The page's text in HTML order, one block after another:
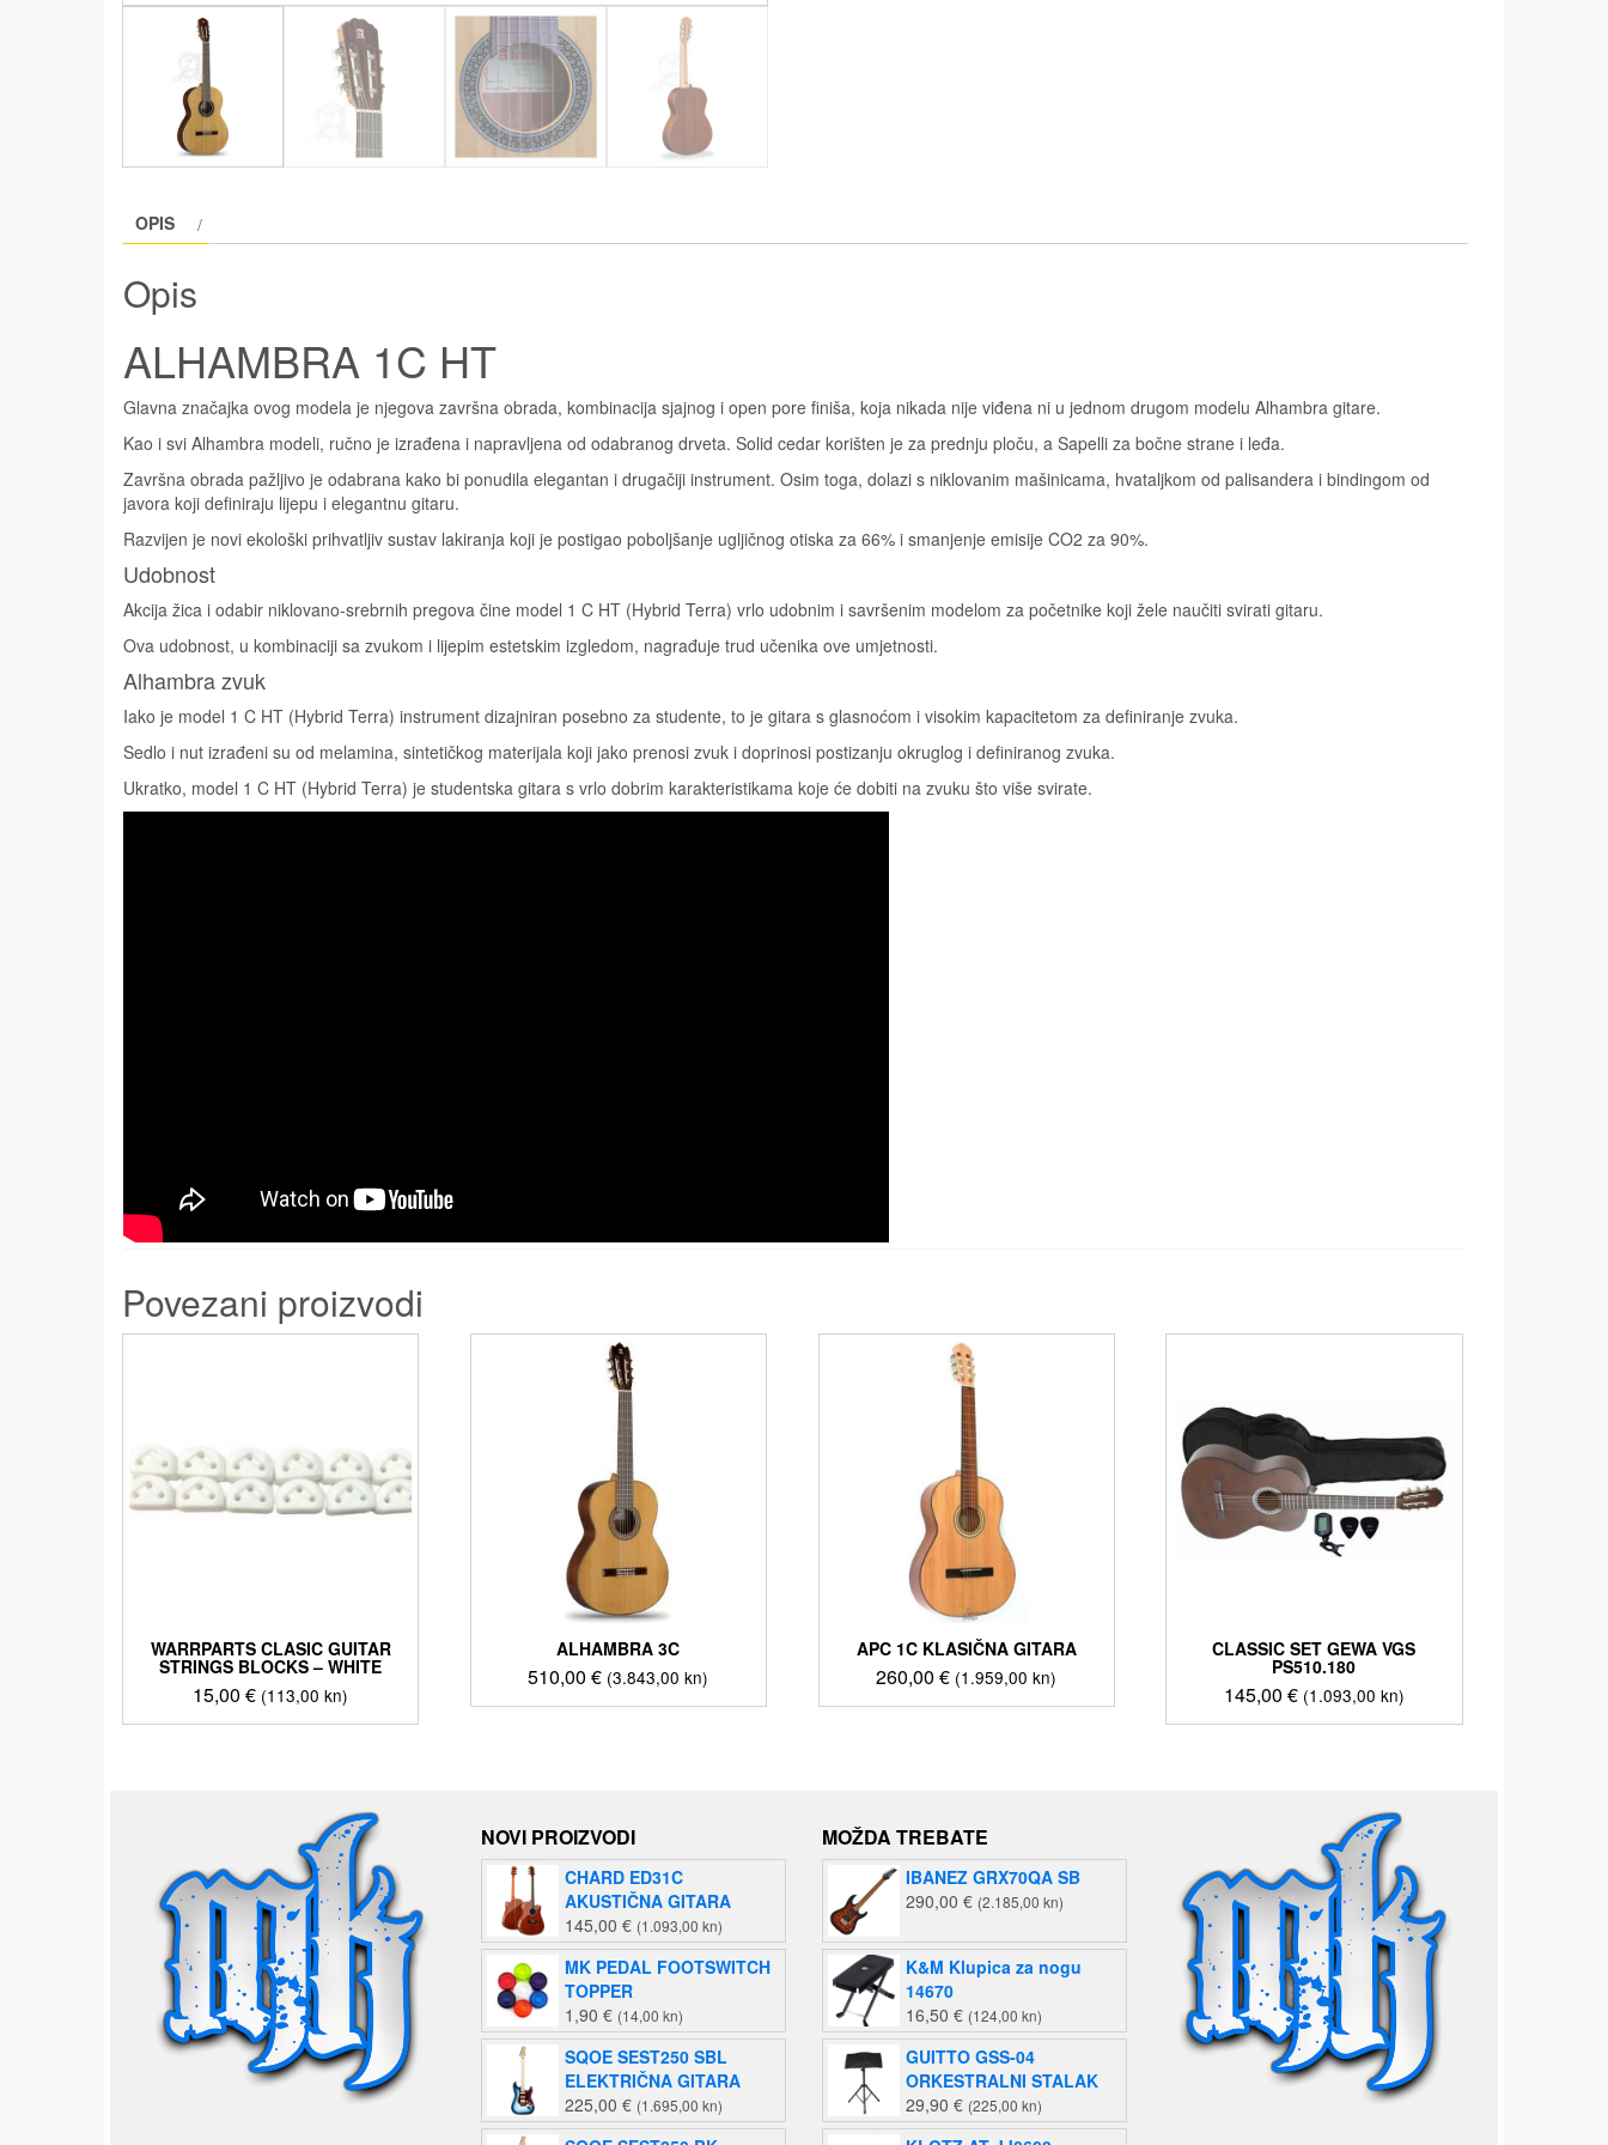
OPIS
Opis
ALHAMBRA 1C HT
Glavna značajka ovog modela je njegova završna obrada, kombinacija sjajnog i open pore finiša, koja nikada nije viđena ni u jednom drugom modelu Alhambra gitare.
Kao i svi Alhambra modeli, ručno je izrađena i napravljena od odabranog drveta. Solid cedar korišten je za prednju ploču, a Sapelli za bočne strane i leđa.
Završna obrada pažljivo je odabrana kako bi ponudila elegantan i drugačiji instrument. Osim toga, dolazi s niklovanim mašinicama, hvataljkom od palisandera i bindingom od
javora koji definiraju lijepu i elegantnu gitaru.
Razvijen je novi ekološki prihvatljiv sustav lakiranja koji je postigao poboljšanje ugljičnog otiska za 66% i smanjenje emisije CO2 za 90%.
Udobnost
Akcija žica i odabir niklovano-srebrnih pregova čine model 1 C HT (Hybrid Terra) vrlo udobnim i savršenim modelom za početnike koji žele naučiti svirati gitaru.
Ova udobnost, u kombinaciji sa zvukom i lijepim estetskim izgledom, nagrađuje trud učenika ove umjetnosti.
Alhambra zvuk
Iako je model 1 C HT (Hybrid Terra) instrument dizajniran posebno za studente, to je gitara s glasnoćom i visokim kapacitetom za definiranje zvuka.
Sedlo i nut izrađeni su od melamina, sintetičkog materijala koji jako prenosi zvuk i doprinosi postizanju okruglog i definiranog zvuka.
Ukratko, model 1 C HT (Hybrid Terra) je studentska gitara s vrlo dobrim karakteristikama koje će dobiti na zvuku što više svirate.
Povezani proizvodi
WARRPARTS CLASIC GUITAR
STRINGS BLOCKS – WHITE
15,00€ (113,00 kn)
ALHAMBRA 3C
510,00€ (3.843,00 kn)
APC 1C KLASIČNA GITARA
260,00€ (1.959,00 kn)
CLASSIC SET GEWA VGS
PS510.180
145,00 € (1.093,00 kn)
NOVI PROIZVODI
CHARD ED31C
AKUSTIČNA GITARA
145,00 € (1.093,00 kn)
MK PEDAL FOOTSWITCH
TOPPER
1,90 € (14,00 kn)
SQOE SEST250 SBL
ELEKTRIČNA GITARA
225,00 € (1.695,00 kn)
MOŽDA TREBATE
IBANEZ GRX70QA SB
290,00 € (2.185,00 kn)
K&M Klupica za nogu
14670
16,50 € (124,00 kn)
GUITTO GSS-04
ORKESTRALNI STALAK
29,90 € (225,00 kn)